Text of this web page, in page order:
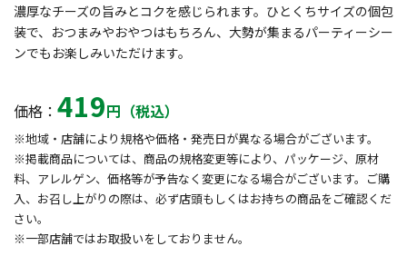
濃厚なチーズの旨みとコクを感じられます。ひとくちサイズの個包
装で、おつまみやおやつはもちろん、大勢が集まるパーティーシー
ンでもお楽しみいただけます。
価格： 419円（税込）
※地域・店舗により規格や価格・発売日が異なる場合がございます。
※掲載商品については、商品の規格変更等により、パッケージ、原材
料、アレルゲン、価格等が予告なく変更になる場合がございます。ご購
入、お召し上がりの際は、必ず店頭もしくはお持ちの商品をご確認くだ
さい。
※一部店舗ではお取扱いをしておりません。